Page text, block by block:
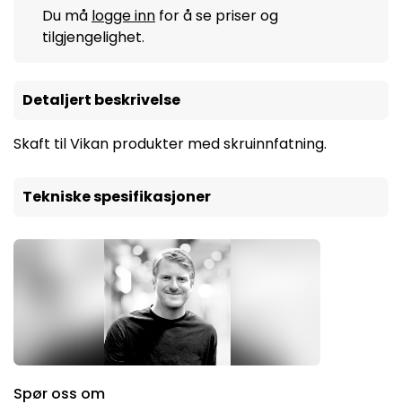
Du må logge inn for å se priser og
tilgjengelighet.
Detaljert beskrivelse
Skaft til Vikan produkter med skruinnfatning.
Tekniske spesifikasjoner
Spør oss om